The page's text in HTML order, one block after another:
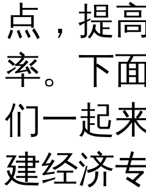
点，提
率。下
们一起
建经济